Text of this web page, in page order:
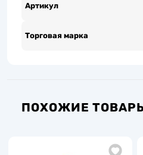
Артикул
Торговая марка
ПОХОЖИЕ